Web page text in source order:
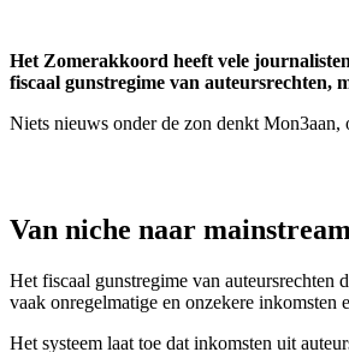
Het Zomerakkoord heeft vele
fiscaal gunstregime van auteursrechten,
Niets nieuws onder de zon denkt Mon3aan,
Van niche naar mainstream
Het fiscaal gunstregime van auteursrechten
vaak onregelmatige en onzekere inkomsten
Het systeem laat toe dat inkomsten uit